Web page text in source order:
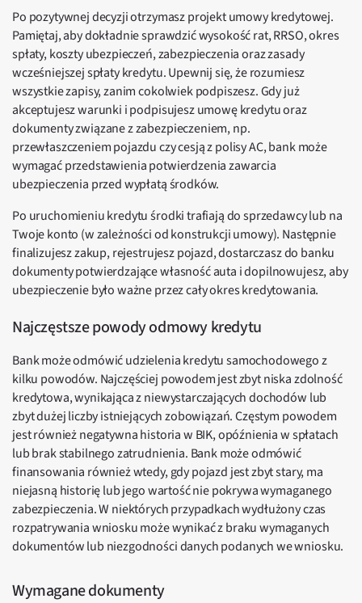
Po pozytywnej decyzji otrzymasz projekt umowy kredytowej.
Pamiętaj, aby dokładnie sprawdzić wysokość rat, RRSO, okres
spłaty, koszty ubezpieczeń, zabezpieczenia oraz zasady
wcześniejszej spłaty kredytu. Upewnij się, że rozumiesz
wszystkie zapisy, zanim cokolwiek podpiszesz. Gdy już
akceptujesz warunki i podpisujesz umowę kredytu oraz
dokumenty związane z zabezpieczeniem, np.
przewłaszczeniem pojazdu czy cesją z polisy AC, bank może
wymagać przedstawienia potwierdzenia zawarcia
ubezpieczenia przed wypłatą środków.
Po uruchomieniu kredytu środki trafiają do sprzedawcy lub na
Twoje konto (w zależności od konstrukcji umowy). Następnie
finalizujesz zakup, rejestrujesz pojazd, dostarczasz do banku
dokumenty potwierdzające własność auta i dopilnowujesz, aby
ubezpieczenie było ważne przez cały okres kredytowania.
Najczęstsze powody odmowy kredytu
Bank może odmówić udzielenia kredytu samochodowego z
kilku powodów. Najczęściej powodem jest zbyt niska zdolność
kredytowa, wynikająca z niewystarczających dochodów lub
zbyt dużej liczby istniejących zobowiązań. Częstym powodem
jest również negatywna historia w BIK, opóźnienia w spłatach
lub brak stabilnego zatrudnienia. Bank może odmówić
finansowania również wtedy, gdy pojazd jest zbyt stary, ma
niejasną historię lub jego wartość nie pokrywa wymaganego
zabezpieczenia. W niektórych przypadkach wydłużony czas
rozpatrywania wniosku może wynikać z braku wymaganych
dokumentów lub niezgodności danych podanych we wniosku.
Wymagane dokumenty